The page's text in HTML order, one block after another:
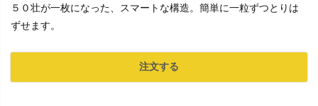
５０壮が一枚になった、スマートな構造。簡単に一粒ずつとりは
ずせます。
注文する